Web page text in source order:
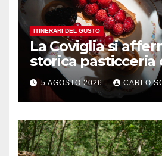
ITINERARI DEL GUSTO
La Coviglia si afferma
storica pasticceria d’estate
ma il top rimane la
sfogliatella, in
Pintauro
5 AGOSTO 2026 CARLO